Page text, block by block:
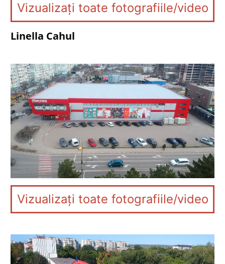
Vizualizați toate fotografiile/video
Linella Cahul
Vizualizați toate fotografiile/video